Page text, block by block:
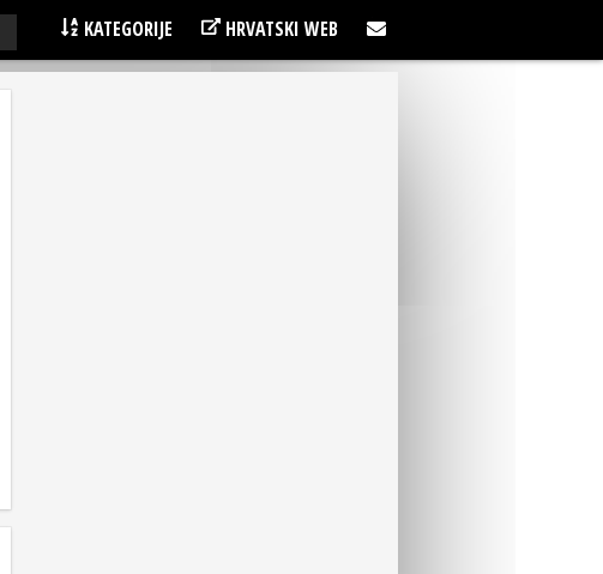
KATEGORIJE HRVATSKI WEB